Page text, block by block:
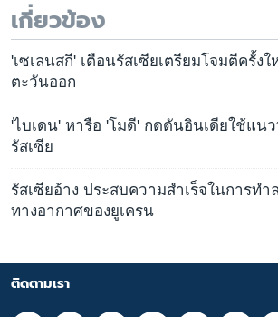
เกี่ยวข้อง
'เซเลนสกี' เตือนรัสเซียเตรียมโจมตีครั้ง
ตะวันออก
'ไบเดน' หารือ 'โมดี' กดดันอินเดียใช้แน
รัสเซีย
รัสเซียอ้าง ประสบความสำเร็จในการท
ทางอากาศของยูเครน
ติดตามเรา